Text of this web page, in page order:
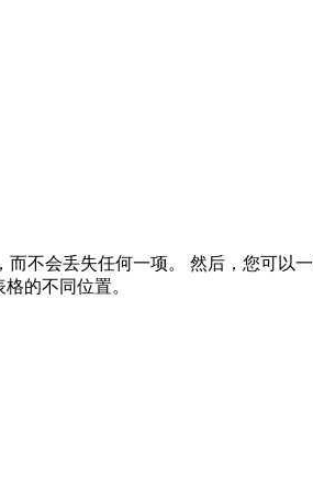
而不会丢失任何一项。 然后，您可以
的不同位置。